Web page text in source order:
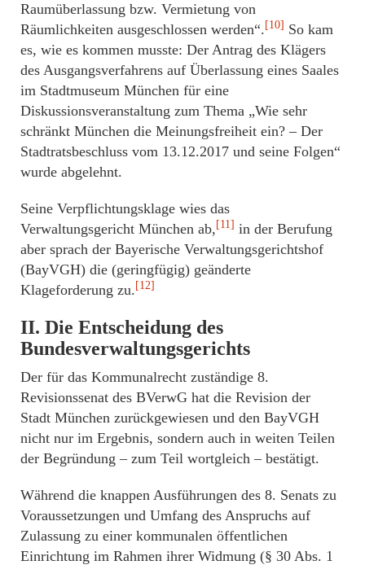
Raumüberlassung bzw. Vermietung von
Räumlichkeiten ausgeschlossen werden“. [10] So kam
es, wie es kommen musste: Der Antrag des Klägers
des Ausgangsverfahrens auf Überlassung eines Saales
im Stadtmuseum München für eine
Diskussionsveranstaltung zum Thema „Wie sehr
schränkt München die Meinungsfreiheit ein? – Der
Stadtratsbeschluss vom 13.12.2017 und seine Folgen“
wurde abgelehnt.
Seine Verpflichtungsklage wies das
Verwaltungsgericht München ab, [11] in der Berufung
aber sprach der Bayerische Verwaltungsgerichtshof
(BayVGH) die (geringfügig) geänderte
Klageforderung zu. [12]
II. Die Entscheidung des
Bundesverwaltungsgerichts
Der für das Kommunalrecht zuständige 8.
Revisionssenat des BVerwG hat die Revision der
Stadt München zurückgewiesen und den BayVGH
nicht nur im Ergebnis, sondern auch in weiten Teilen
der Begründung – zum Teil wortgleich – bestätigt.
Während die knappen Ausführungen des 8. Senats zu
Voraussetzungen und Umfang des Anspruchs auf
Zulassung zu einer kommunalen öffentlichen
Einrichtung im Rahmen ihrer Widmung (§ 30 Abs. 1